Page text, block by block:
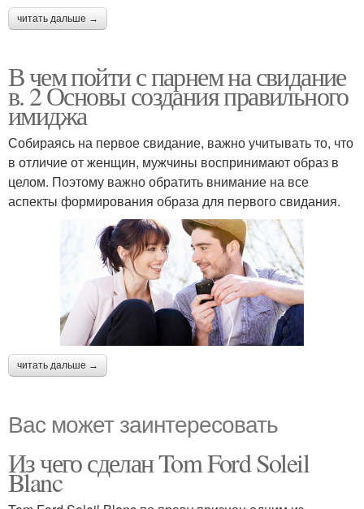
читать дальше →
В чем пойти с парнем на свидание
в. 2 Основы создания правильного
имиджа
Собираясь на первое свидание, важно учитывать то, что
в отличие от женщин, мужчины воспринимают образ в
целом. Поэтому важно обратить внимание на все
аспекты формирования образа для первого свидания.
читать дальше →
Вас может заинтересовать
Из чего сделан Tom Ford Soleil
Blanc